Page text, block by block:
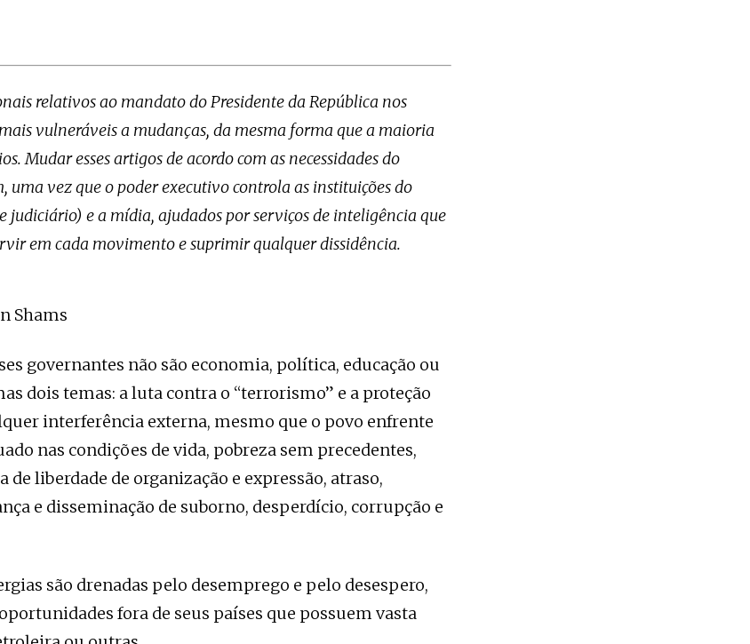
relativos ao mandato do Presidente da República nos
vulneráveis a mudanças, da mesma forma que a maioria
Mudar esses artigos de acordo com as necessidades do
uma vez que o poder executivo controla as instituições do
judiciário) e a mídia, ajudados por serviços de inteligência que
em cada movimento e suprimir qualquer dissidência.
Shams
governantes não são economia, política, educação ou
dois temas: a luta contra o “terrorismo” e a proteção
interferência externa, mesmo que o povo enfrente
nas condições de vida, pobreza sem precedentes,
de liberdade de organização e expressão, atraso,
e disseminação de suborno, desperdício, corrupção e
são drenadas pelo desemprego e pelo desespero,
fora de seus países que possuem vasta